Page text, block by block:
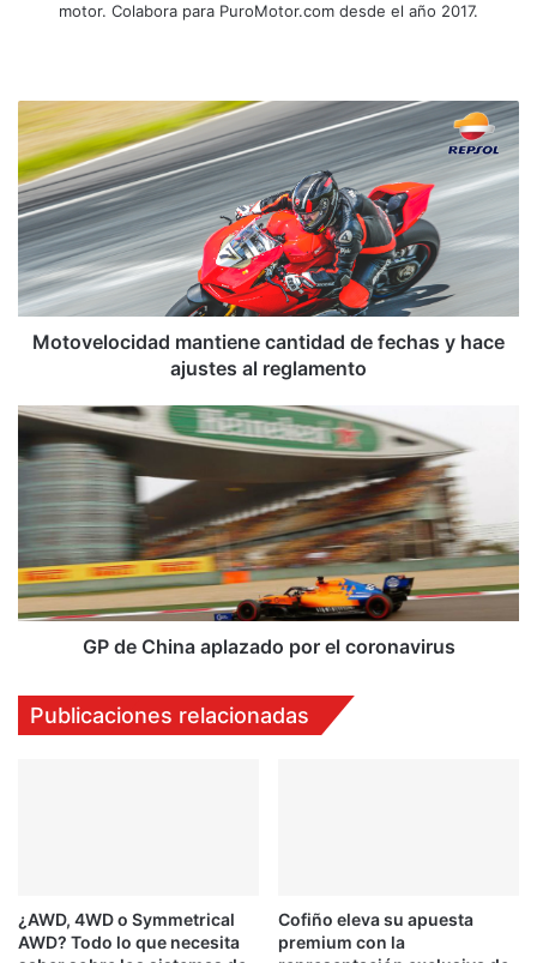
motor. Colabora para PuroMotor.com desde el año 2017.
Motovelocidad
mantiene
cantidad
de
fechas
y
hace
ajustes
al
reglamento
Motovelocidad mantiene cantidad de fechas y hace
ajustes al reglamento
GP
de
China
aplazado
coronavirus
GP de China aplazado por el coronavirus
Publicaciones relacionadas
¿AWD, 4WD o Symmetrical
AWD? Todo lo que necesita
Cofiño eleva su apuesta
premium con la